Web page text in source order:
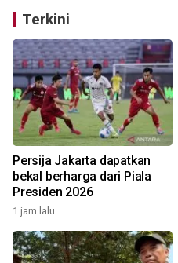
Terkini
Persija Jakarta dapatkan
bekal berharga dari Piala
Presiden 2026
1 jam lalu